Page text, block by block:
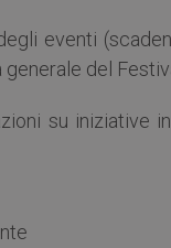
eventi
del
su iniziative